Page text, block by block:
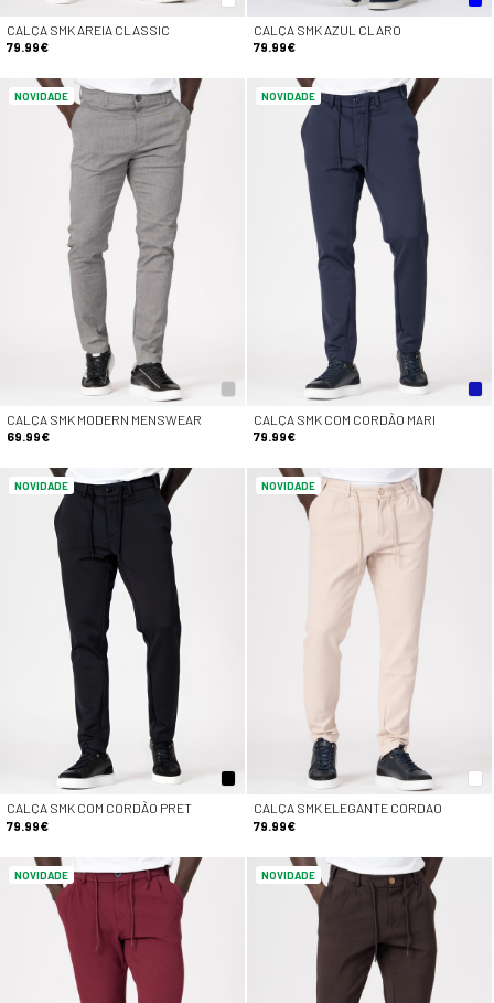
CALÇA SMK AREIA CLASSIC
79.99€
CALÇA SMK AZUL CLARO
79.99€
NOVIDADE
CALÇA SMK MODERN MENSWEAR
69.99€
NOVIDADE
CALÇA SMK COM CORDÃO MARI
79.99€
NOVIDADE
CALÇA SMK COM CORDÃO PRET
79.99€
NOVIDADE
CALÇA SMK ELEGANTE CORDAO
79.99€
NOVIDADE NOVIDADE